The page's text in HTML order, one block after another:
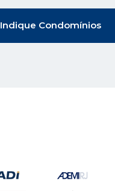
Indique Condomínios